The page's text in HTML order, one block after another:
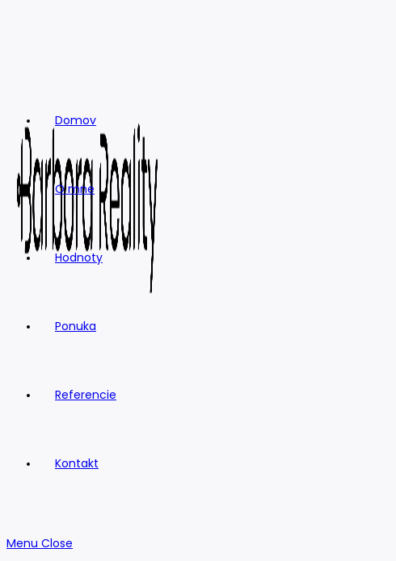
Domov
O mne
Hodnoty
Ponuka
Referencie
Kontakt
Menu Close